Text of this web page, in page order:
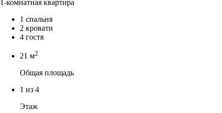
1-комнатная квартира
1 спальня
2 кровати
4 гостя
21 м2
Общая площадь
1 из 4
Этаж